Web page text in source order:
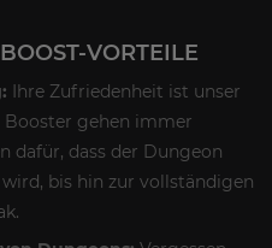
VORTEILE
Ihre Zufriedenheit ist unser
Booster gehen immer
dafür, dass der Dungeon
bis hin zur vollständigen